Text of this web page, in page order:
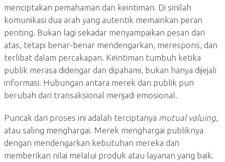
menciptakan pemahaman dan keintiman. Di sinilah
komunikasi dua arah yang autentik memainkan peran
penting. Bukan lagi sekadar menyampaikan pesan dari
atas, tetapi benar-benar mendengarkan, merespons, dan
terlibat dalam percakapan. Keintiman tumbuh ketika
publik merasa didengar dan dipahami, bukan hanya dijejali
informasi. Hubungan antara merek dan publik pun
berubah dari transaksional menjadi emosional.
Puncak dari proses ini adalah terciptanya mutual valuing,
atau saling menghargai. Merek menghargai publiknya
dengan mendengarkan kebutuhan mereka dan
memberikan nilai melalui produk atau layanan yang baik.